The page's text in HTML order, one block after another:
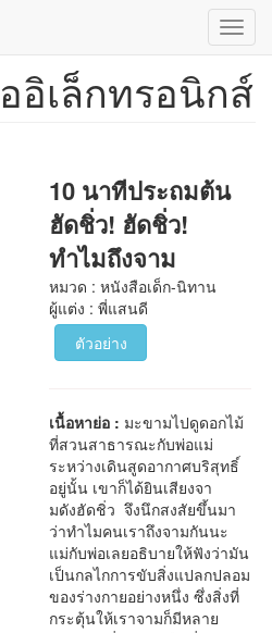
อิเล็กทรอนิกส์
10 นาทีประถมต้น
ฮัดชิ่ว! ฮัดชิ่ว!
ทำไมถึงจาม
หมวด : หนังสือเด็ก-นิทาน
ผู้แต่ง : พี่แสนดี
ตัวอย่าง
เนื้อหาย่อ : มะขามไปดูดอกไม้
ที่สวนสาธารณะกับพ่อแม่
ระหว่างเดินสูดอากาศบริสุทธิ์
อยู่นั้น เขาก็ได้ยินเสียงจา
มดังฮัดชิ่ว จึงนึกสงสัยขึ้นมา
ว่าทำไมคนเราถึงจามกันนะ
แม่กับพ่อเลยอธิบายให้ฟังว่ามัน
เป็นกลไกการขับสิ่งแปลกปลอม
ของร่างกายอย่างหนึ่ง ซึ่งสิ่งที่
กระตุ้นให้เราจามก็มีหลาย